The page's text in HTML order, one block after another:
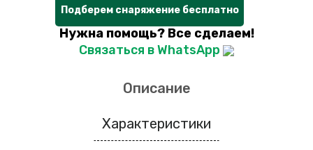
Подберем снаряжение бесплатно
Нужна помощь? Все сделаем!
Связаться в WhatsApp
Описание
Характеристики